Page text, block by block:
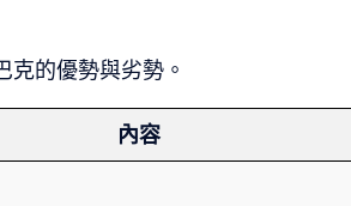
的優勢與劣勢。
內容